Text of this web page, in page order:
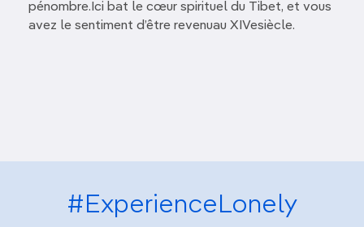
pénombre.Ici bat le cœur spirituel du Tibet, et vous
avez le sentiment d’être revenuau XIVesiècle.
#ExperienceLonely